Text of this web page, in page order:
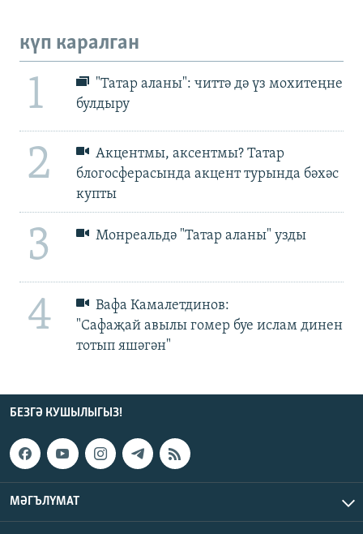
күп каралган
1
"Татар аланы": читтә дә үз мохитеңне
булдыру
2
Акцентмы, аксентмы? Татар
блогосферасында акцент турында бәхәс
купты
3 Монреальдә "Татар аланы" узды
4
Вафа Камалетдинов:
"Сафаҗай авылы гомер буе ислам динен
тотып яшәгән"
БЕЗГӘ КУШЫЛЫГЫЗ!
МӘГЪЛҮМАТ